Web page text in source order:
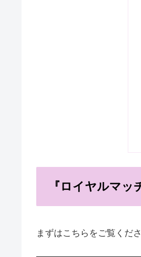
『ロイヤルマッ
まずはこちらをご覧くださ